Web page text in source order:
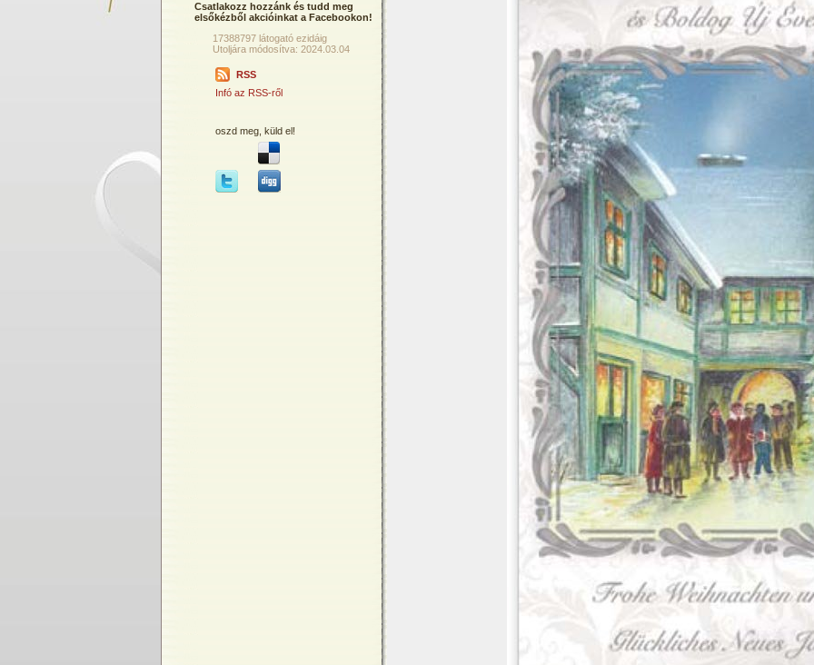
Csatlakozz hozzánk és tudd meg
elsőkézből akcióinkat a Facebookon!
17388797 látogató ezidáig
Utoljára módosítva: 2024.03.04
RSS
Infó az RSS-ről
oszd meg, küld el!